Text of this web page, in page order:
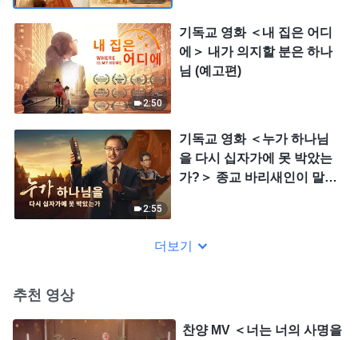
2:50
기독교 영화 ＜내 집은 어디
에＞ 내가 의지할 분은 하나
님 (예고편)
2:55
기독교 영화 ＜누가 하나님
을 다시 십자가에 못 박았는
가?＞ 종교 바리새인이 말세
더보기
추천 영상
찬양 MV ＜너는 너의 사명을